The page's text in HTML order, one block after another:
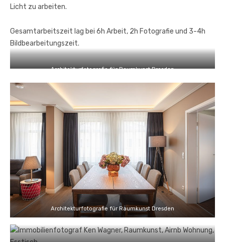
Licht zu arbeiten.
Gesamtarbeitszeit lag bei 6h Arbeit, 2h Fotografie und 3-4h
Bildbearbeitungszeit.
Architekturfotografie für Raumkunst Dresden
Architekturfotografie für Raumkunst Dresden